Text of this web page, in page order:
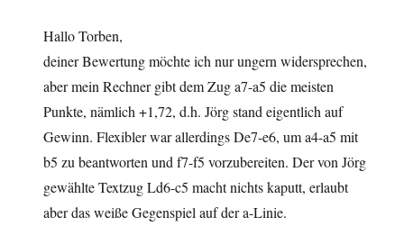
Hallo Torben,
deiner Bewertung möchte ich nur ungern widersprechen,
aber mein Rechner gibt dem Zug a7-a5 die meisten
Punkte, nämlich +1,72, d.h. Jörg stand eigentlich auf
Gewinn. Flexibler war allerdings De7-e6, um a4-a5 mit
b5 zu beantworten und f7-f5 vorzubereiten. Der von Jörg
gewählte Textzug Ld6-c5 macht nichts kaputt, erlaubt
aber das weiße Gegenspiel auf der a-Linie.